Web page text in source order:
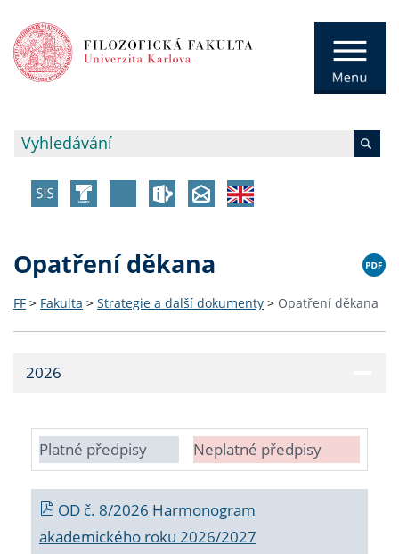
Opatření děkana
FF > Fakulta > Strategie a další dokumenty > Opatření děkana
2026
Platné předpisy Neplatné předpisy
OD č. 8/2026 Harmonogram
akademického roku 2026/2027